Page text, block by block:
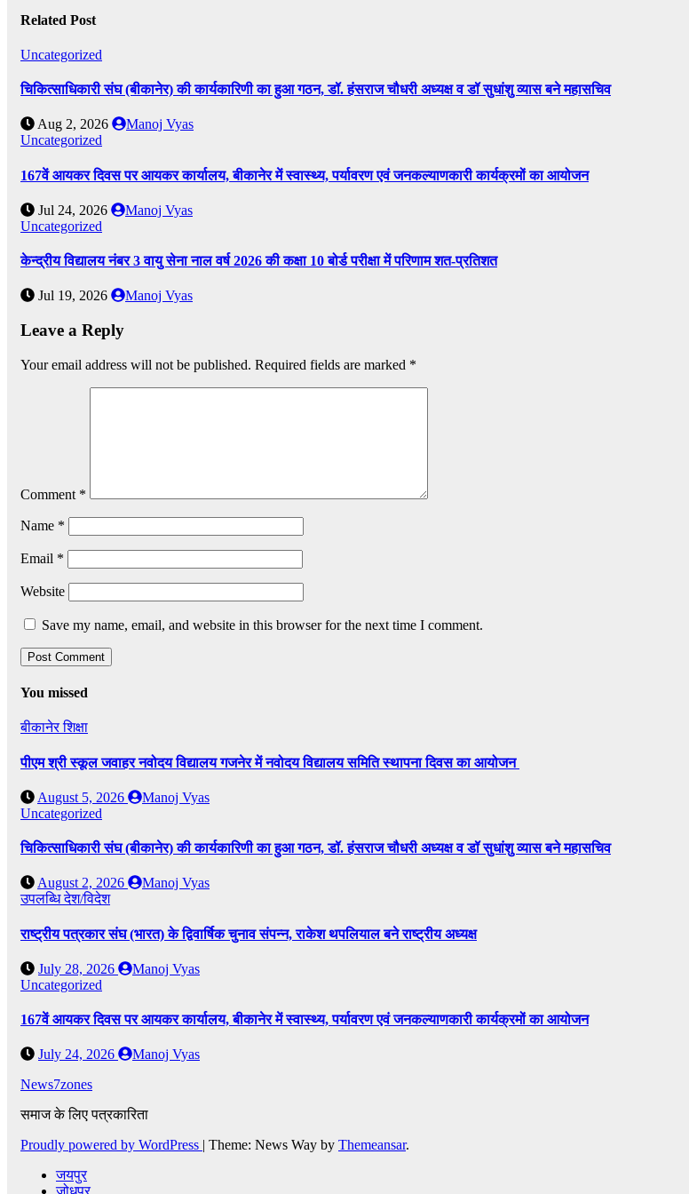
Related Post
Uncategorized
चिकित्साधिकारी संघ (बीकानेर) की कार्यकारिणी का हुआ गठन, डॉ. हंसराज चौधरी अध्यक्ष व डॉ सुधांशु व्यास बने महासचिव
Aug 2, 2026
Manoj Vyas
Uncategorized
167वें आयकर दिवस पर आयकर कार्यालय, बीकानेर में स्वास्थ्य, पर्यावरण एवं जनकल्याणकारी कार्यक्रमों का आयोजन
Jul 24, 2026
Manoj Vyas
Uncategorized
केन्द्रीय विद्यालय नंबर 3 वायु सेना नाल वर्ष 2026 की कक्षा 10 बोर्ड परीक्षा में परिणाम शत-प्रतिशत
Jul 19, 2026 Manoj Vyas
Leave a Reply
Your email address will not be published. Required fields are marked *
Comment *
Name *
Email *
Website
Save my name, email, and website in this browser for the next time I comment.
You missed
बीकानेरशिक्षा
पीएम श्री स्कूल जवाहर नवोदय विद्यालय गजनेर में नवोदय विद्यालय समिति स्थापना दिवस का आयोजन
August 5, 2026
Manoj Vyas
Uncategorized
चिकित्साधिकारी संघ (बीकानेर) की कार्यकारिणी का हुआ गठन, डॉ. हंसराज चौधरी अध्यक्ष व डॉ सुधांशु व्यास बने महासचिव
August 2, 2026
Manoj Vyas
उपलब्धिदेश/विदेश
राष्ट्रीय पत्रकार संघ (भारत) के द्विवार्षिक चुनाव संपन्न, राकेश थपलियाल बने राष्ट्रीय अध्यक्ष
July 28, 2026
Manoj Vyas
Uncategorized
167वें आयकर दिवस पर आयकर कार्यालय, बीकानेर में स्वास्थ्य, पर्यावरण एवं जनकल्याणकारी कार्यक्रमों का आयोजन
July 24, 2026
Manoj Vyas
News7zones
समाज के लिए पत्रकारिता
Proudly powered by WordPress
Theme: News Way by Themeansar.
जयपुर